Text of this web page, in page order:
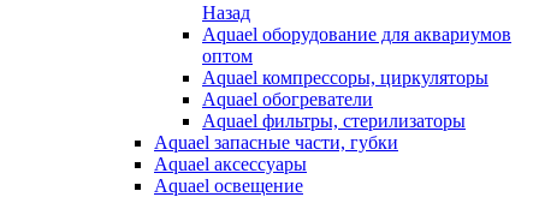
Назад
Aquael оборудование для аквариумов
оптом
Aquael компрессоры, циркуляторы
Aquael обогреватели
Aquael фильтры, стерилизаторы
Aquael запасные части, губки
Aquael аксессуары
Aquael освещение